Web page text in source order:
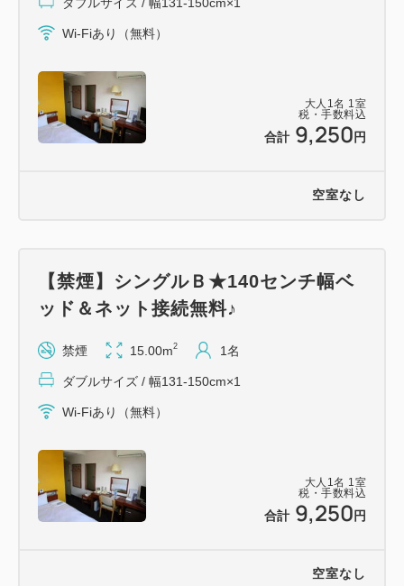
大人 1 名 1 室
税・手数料込
合計 9,250 円
Wi-Fiあり（無料）
空室なし
大人 1 名 1 室
税・手数料込
合計 9,250 円
【禁煙】シングルＢ★140センチ幅ベ
ッド＆ネット接続無料♪
禁煙 15.00m2 1名
ダブルサイズ / 幅131-150cm×1
Wi-Fiあり（無料）
空室なし